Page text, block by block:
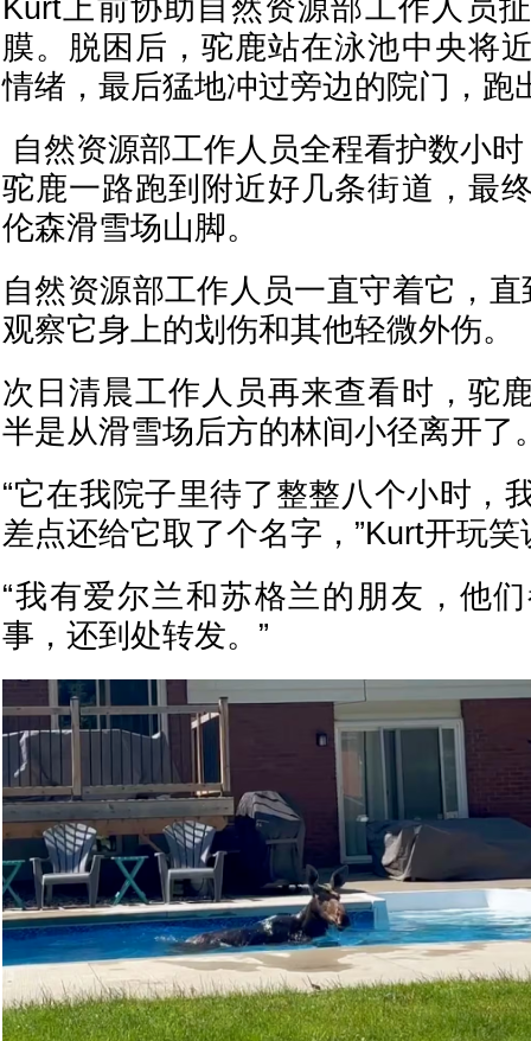
Kurt上前协助自然资源部工作人员
膜。脱困后，驼鹿站在泳池中央将
情绪，最后猛地冲过旁边的院门，跑
自然资源部工作人员全程看护数小时
驼鹿一路跑到附近好几条街道，最
伦森滑雪场山脚。
自然资源部工作人员一直守着它，
观察它身上的划伤和其他轻微外伤。
次日清晨工作人员再来查看时，驼
半是从滑雪场后方的林间小径离开了
“它在我院子里待了整整八个小时，
差点还给它取了个名字，”Kurt开玩笑
“我有爱尔兰和苏格兰的朋友，他
事，还到处转发。”